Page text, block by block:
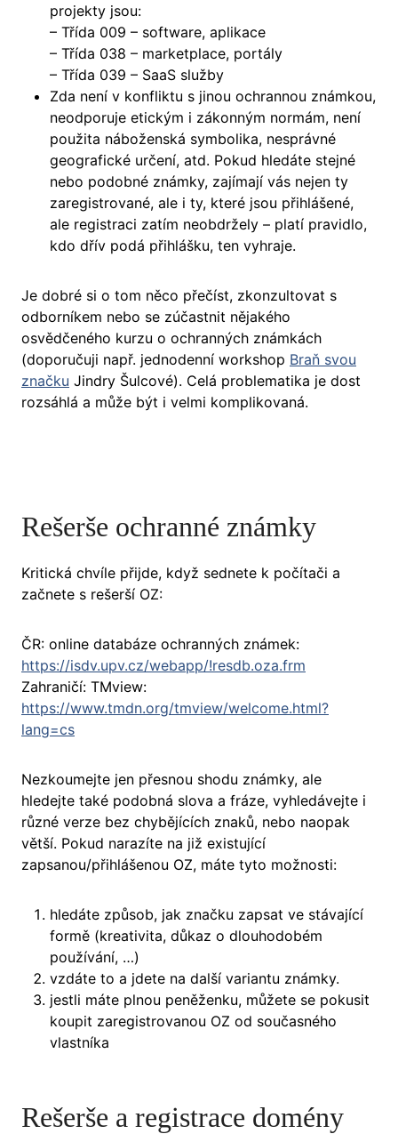
projekty jsou:
– Třída 009 – software, aplikace
– Třída 038 – marketplace, portály
– Třída 039 – SaaS služby
Zda není v konfliktu s jinou ochrannou známkou,
neodporuje etickým i zákonným normám, není
použita náboženská symbolika, nesprávné
geografické určení, atd. Pokud hledáte stejné
nebo podobné známky, zajímají vás nejen ty
zaregistrované, ale i ty, které jsou přihlášené,
ale registraci zatím neobdržely – platí pravidlo,
kdo dřív podá přihlášku, ten vyhraje.
Je dobré si o tom něco přečíst, zkonzultovat s
odborníkem nebo se zúčastnit nějakého
osvědčeného kurzu o ochranných známkách
(doporučuji např. jednodenní workshop Braň svou
značku Jindry Šulcové). Celá problematika je dost
rozsáhlá a může být i velmi komplikovaná.
Rešerše ochranné známky
Kritická chvíle přijde, když sednete k počítači a
začnete s rešerší OZ:
ČR: online databáze ochranných známek:
https://isdv.upv.cz/webapp/!resdb.oza.frm
Zahraničí: TMview:
https://www.tmdn.org/tmview/welcome.html?
lang=cs
Nezkoumejte jen přesnou shodu známky, ale
hledejte také podobná slova a fráze, vyhledávejte i
různé verze bez chybějících znaků, nebo naopak
větší. Pokud narazíte na již existující
zapsanou/přihlášenou OZ, máte tyto možnosti:
hledáte způsob, jak značku zapsat ve stávající
formě (kreativita, důkaz o dlouhodobém
používání, …)
vzdáte to a jdete na další variantu známky.
jestli máte plnou peněženku, můžete se pokusit
koupit zaregistrovanou OZ od současného
vlastníka
Rešerše a registrace domény